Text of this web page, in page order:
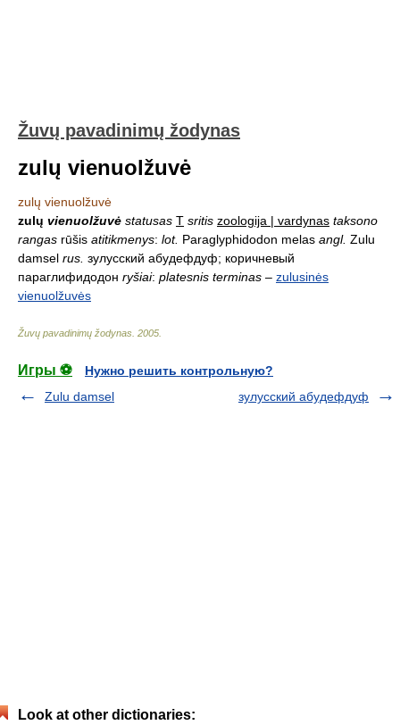
Žuvų pavadinimų žodynas
zulų vienuolžuvė
zulų vienuolžuvė
zulų vienuolžuvė statusas T sritis zoologija | vardynas taksono
rangas rūšis atitikmenys: lot. Paraglyphidodon melas angl. Zulu
damsel rus. зулусский абудефдуф; коричневый
параглифидодон ryšiai: platesnis terminas – zulusinės
vienuolžuvės
Žuvų pavadinimų žodynas 2005
Игры ⚽
Нужно решить контрольную?
Zulu damsel
зулусский абудефдуф
Look at other dictionaries: